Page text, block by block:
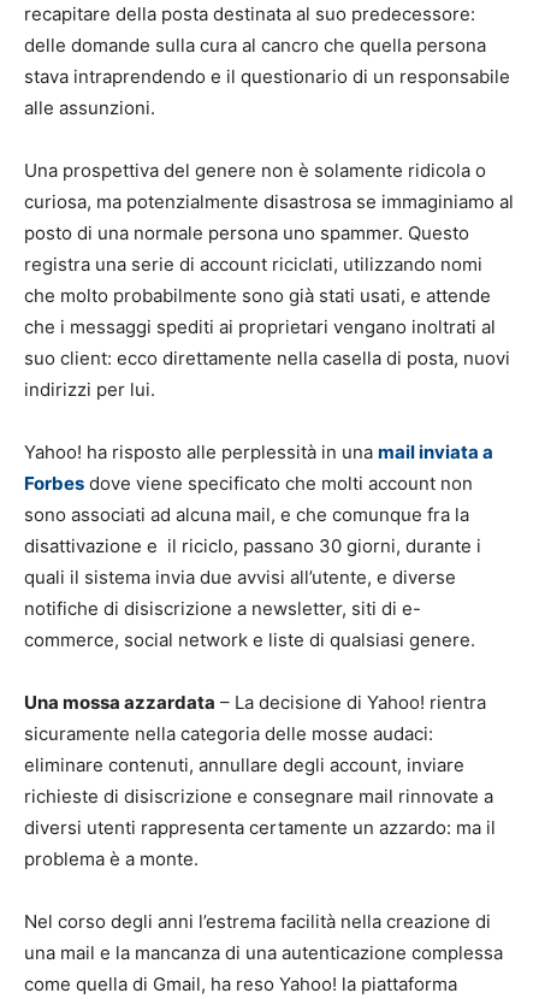
recapitare della posta destinata al suo predecessore:
delle domande sulla cura al cancro che quella persona
stava intraprendendo e il questionario di un responsabile
alle assunzioni.
Una prospettiva del genere non è solamente ridicola o
curiosa, ma potenzialmente disastrosa se immaginiamo al
posto di una normale persona uno spammer. Questo
registra una serie di account riciclati, utilizzando nomi
che molto probabilmente sono già stati usati, e attende
che i messaggi spediti ai proprietari vengano inoltrati al
suo client: ecco direttamente nella casella di posta, nuovi
indirizzi per lui.
Yahoo! ha risposto alle perplessità in una mail inviata a
Forbes dove viene specificato che molti account non
sono associati ad alcuna mail, e che comunque fra la
disattivazione e il riciclo, passano 30 giorni, durante i
quali il sistema invia due avvisi all’utente, e diverse
notifiche di disiscrizione a newsletter, siti di e-
commerce, social network e liste di qualsiasi genere.
Una mossa azzardata – La decisione di Yahoo! rientra
sicuramente nella categoria delle mosse audaci:
eliminare contenuti, annullare degli account, inviare
richieste di disiscrizione e consegnare mail rinnovate a
diversi utenti rappresenta certamente un azzardo: ma il
problema è a monte.
Nel corso degli anni l’estrema facilità nella creazione di
una mail e la mancanza di una autenticazione complessa
come quella di Gmail, ha reso Yahoo! la piattaforma